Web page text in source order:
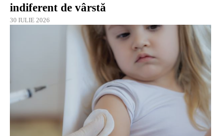
indiferent de vârstă
30 IULIE 2026